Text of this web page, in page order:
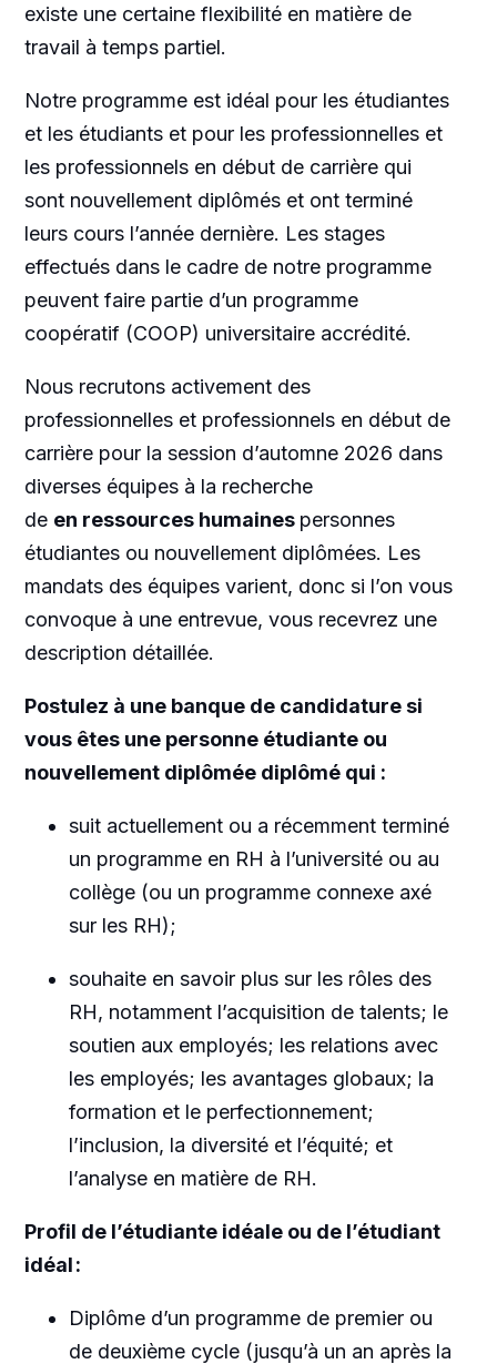
existe une certaine flexibilité en matière de
travail à temps partiel.
Notre programme est idéal pour les étudiantes
et les étudiants et pour les professionnelles et
les professionnels en début de carrière qui
sont nouvellement diplômés et ont terminé
leurs cours l’année dernière. Les stages
effectués dans le cadre de notre programme
peuvent faire partie d’un programme
coopératif (COOP) universitaire accrédité.
Nous recrutons activement des
professionnelles et professionnels en début de
carrière pour la session d’automne 2026 dans
diverses équipes à la recherche
de en ressources humaines personnes
étudiantes ou nouvellement diplômées. Les
mandats des équipes varient, donc si l’on vous
convoque à une entrevue, vous recevrez une
description détaillée.
Postulez à une banque de candidature si
vous êtes une personne étudiante ou
nouvellement diplômée diplômé qui :
suit actuellement ou a récemment terminé
un programme en RH à l’université ou au
collège (ou un programme connexe axé
sur les RH);
souhaite en savoir plus sur les rôles des
RH, notamment l’acquisition de talents; le
soutien aux employés; les relations avec
les employés; les avantages globaux; la
formation et le perfectionnement;
l’inclusion, la diversité et l’équité; et
l’analyse en matière de RH.
Profil de l’étudiante idéale ou de l’étudiant
idéal :
Diplôme d’un programme de premier ou
de deuxième cycle (jusqu’à un an après la